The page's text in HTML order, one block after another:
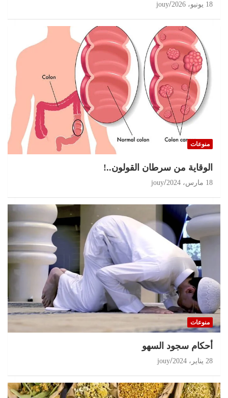
18 يونيو، 2026 jouy
منوعات
الوقاية من سرطان القولون..!
18 مارس، 2024 jouy
منوعات
أحكام سجود السهو
28 يناير، 2024 jouy